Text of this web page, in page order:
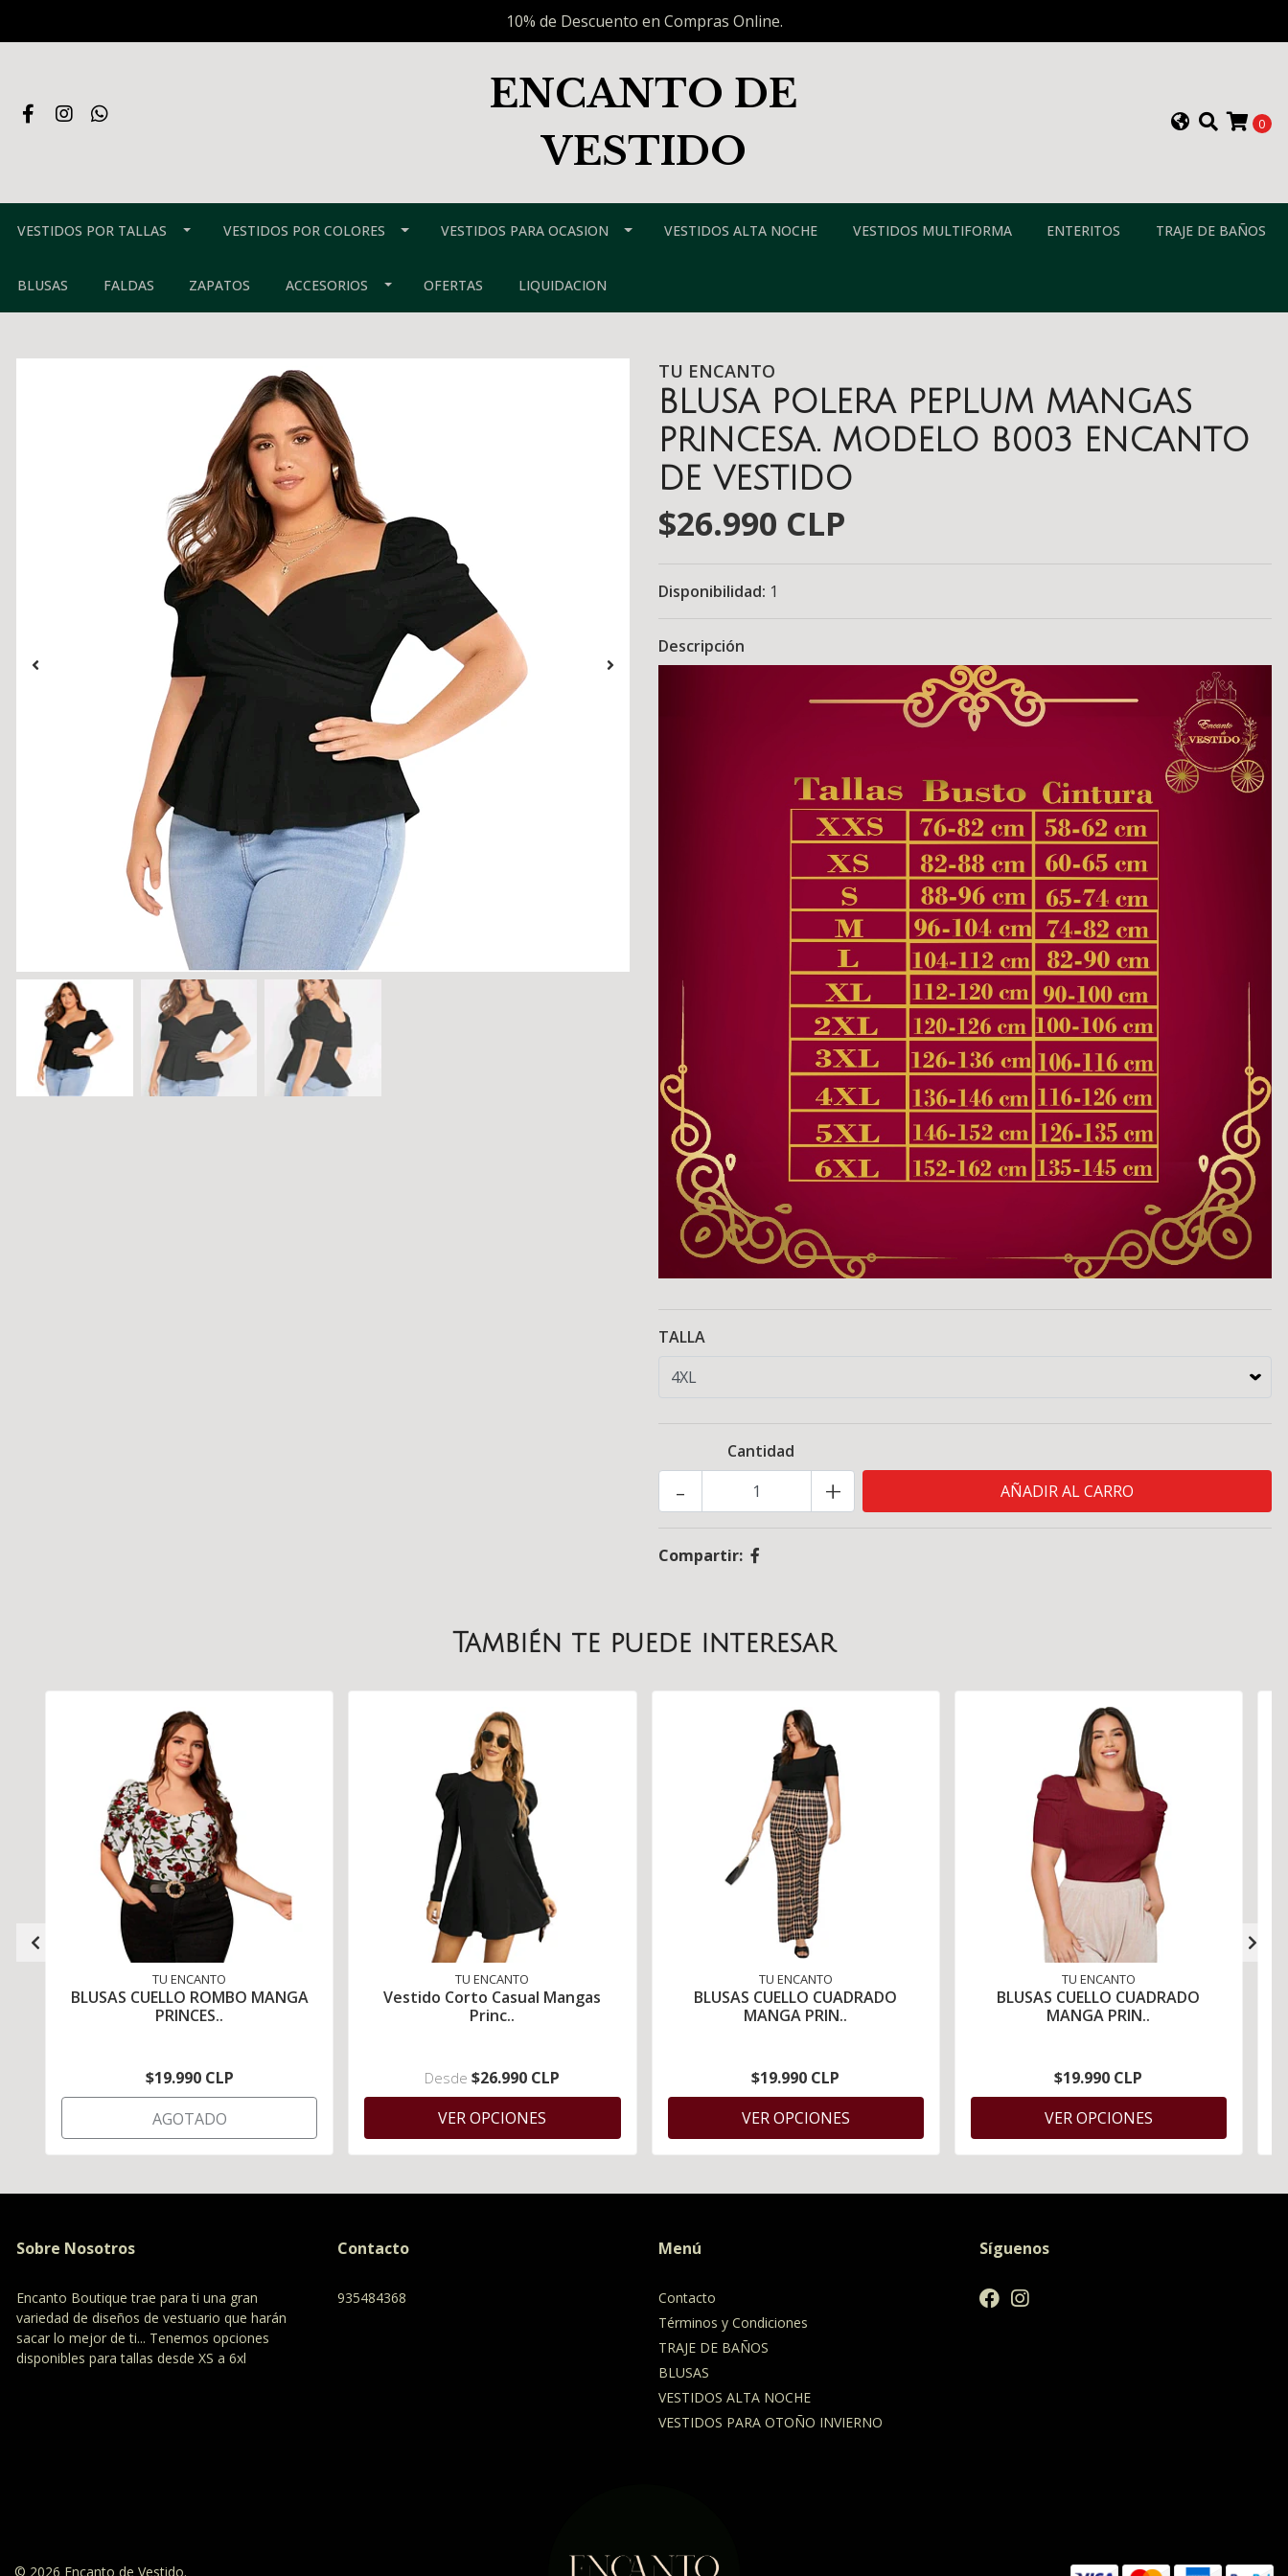
10% de Descuento en Compras Online.
ENCANTO DE
VESTIDO
0
VESTIDOS POR TALLAS VESTIDOS POR COLORES VESTIDOS PARA OCASION VESTIDOS ALTA NOCHE VESTIDOS MULTIFORMA ENTERITOS TRAJE DE BAÑOS
BLUSAS FALDAS ZAPATOS ACCESORIOS OFERTAS LIQUIDACION
TU ENCANTO
BLUSA POLERA PEPLUM MANGAS
PRINCESA. MODELO B003 ENCANTO
DE VESTIDO
$26.990 CLP
Disponibilidad: 1
Descripción
TALLA
Cantidad
+
-
Compartir:
También te puede interesar
TU ENCANTO
BLUSAS CUELLO ROMBO MANGA
PRINCES..
$19.990 CLP
AGOTADO
TU ENCANTO
Vestido Corto Casual Mangas
Princ..
Desde$26.990 CLP
VER OPCIONES
TU ENCANTO
BLUSAS CUELLO CUADRADO
MANGA PRIN..
$19.990 CLP
VER OPCIONES
TU ENCANTO
BLUSAS CUELLO CUADRADO
MANGA PRIN..
$19.990 CLP
VER OPCIONES
Sobre Nosotros
Encanto Boutique trae para ti una gran
variedad de diseños de vestuario que harán
sacar lo mejor de ti... Tenemos opciones
disponibles para tallas desde XS a 6xl
Contacto
935484368
Menú
Contacto
Términos y Condiciones
TRAJE DE BAÑOS
BLUSAS
VESTIDOS ALTA NOCHE
VESTIDOS PARA OTOÑO INVIERNO
Síguenos
© 2026 Encanto de Vestido.